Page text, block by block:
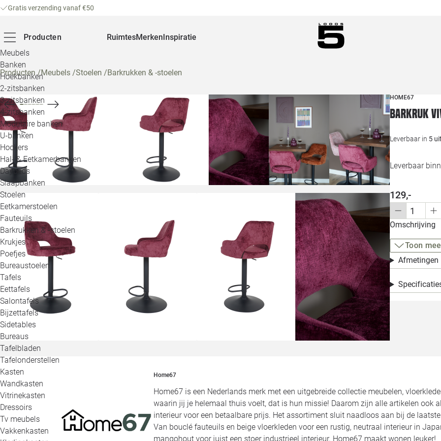
Gratis verzending vanaf €50
Producten
Meubels
Banken
Hoekbanken
2-zitsbanken
3-zitsbanken
4-zitsbanken
Modulaire banken
U-banken
Hockers
Hal- & Eetkamerbanken
Daybeds
Slaapbanken
Stoelen
Eetkamerstoelen
Fauteuils
Barkrukken & -stoelen
Krukjes
Poefjes
Bureaustoelen
Tafels
Eettafels
Salontafels
Bijzettafels
Sidetables
Bureaus
Tafelbladen
Tafelonderstellen
Kasten
Wandkasten
Vitrinekasten
Dressoirs
Tv meubels
Vakkenkasten
RuimtesMerkenInspiratie
Producten/Meubels /Stoelen /Barkrukken & -stoelen
HOME67
Barkruk
Leverbaar in 5
Leverbaar
129,-
Omschrijving
Toon
Afmetingen
Home67
Home67 is een Nederlands merk met een uitgebreide collectie meubelen,
waarin jij je helemaal thuis voelt, dat is hun missie! Daarom zijn alle artikelen ook
interieur voor een betaalbare prijs. Het assortiment sluit naadloos aan bij de
Van bouclé fauteuils en beige vloerkleden voor een rustig, neutraal interieur in
mangohout voor juist een stoer industrieel interieur. Home67 maakt wonen leuker!